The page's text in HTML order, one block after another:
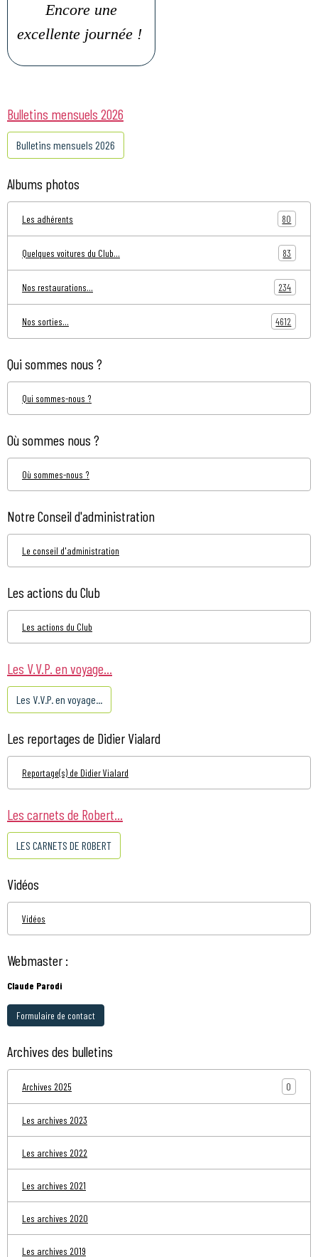
Encore une
excellente journée !
Bulletins mensuels 2026
Bulletins mensuels 2026
Albums photos
Les adhérents 80
Quelques voitures du Club... 83
Nos restaurations... 234
Nos sorties... 4612
Qui sommes nous ?
Qui sommes-nous ?
Où sommes nous ?
Où sommes-nous ?
Notre Conseil d'administration
Le conseil d'administration
Les actions du Club
Les actions du Club
Les V.V.P. en voyage...
Les V.V.P. en voyage...
Les reportages de Didier Vialard
Reportage(s) de Didier Vialard
Les carnets de Robert...
LES CARNETS DE ROBERT
Vidéos
Vidéos
Webmaster :
Claude Parodi
Formulaire de contact
Archives des bulletins
Archives 2025 0
Les archives 2023
Les archives 2022
Les archives 2021
Les archives 2020
Les archives 2019